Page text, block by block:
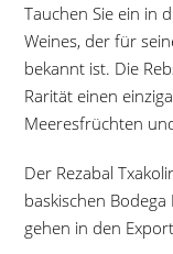
Tauchen Sie ein in
Weines, der für
bekannt ist. Die
Rarität einen
Meeresfrüchten
Der Rezabal
baskischen
gehen in den